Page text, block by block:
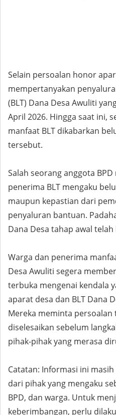
Selain persoalan honor
mempertanyakan
(BLT) Dana Desa Awuliti
April 2026. Hingga saat ini,
manfaat BLT dikabarkan
tersebut.
Salah seorang anggota
penerima BLT mengaku
maupun kepastian dari
penyaluran bantuan.
Dana Desa tahap awal
Warga dan penerima
Desa Awuliti segera
terbuka mengenai kendala
aparat desa dan BLT Dana
Mereka meminta persoalan
diselesaikan sebelum
pihak-pihak yang merasa
Catatan: Informasi ini
dari pihak yang mengaku
BPD, dan warga. Untuk
keberimbangan, perlu